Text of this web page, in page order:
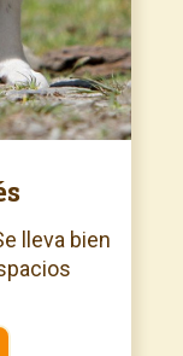
lleva bien